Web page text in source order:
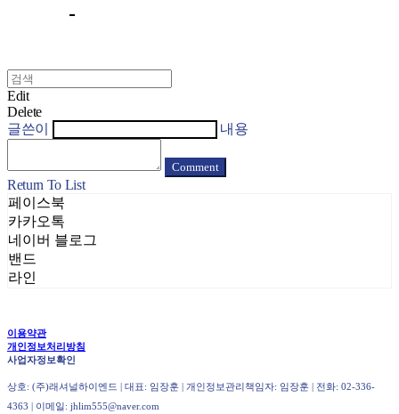
Edit
Delete
글쓴이
내용
Comment
Return To List
페이스북
카카오톡
네이버 블로그
밴드
라인
이용약관
개인정보처리방침
사업자정보확인
상호: (주)래셔널하이엔드 | 대표: 임장훈 | 개인정보관리책임자: 임장훈 | 전화: 02-336-
4363 | 이메일: jhlim555@naver.com